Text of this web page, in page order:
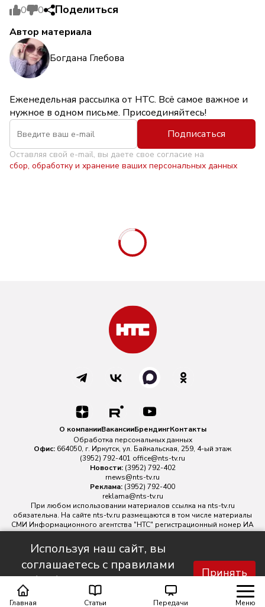
Главная Статьи Передачи Меню
0 0 Поделиться
Автор материала
Богдана Глебова
Еженедельная рассылка от НТС. Всё самое важное и
нужное в одном письме. Присоединяйтесь!
Подписаться
Оставляя свой e-mail, вы даете свое согласие на
сбор, обработку и хранение ваших персональных данных
Используя наш сайт, вы
соглашаетесь с правилами
обработки персональных
данных.
Принять
О компанииВакансииБрендингКонтакты
Обработка персональных данных
Офис: 664050, г. Иркутск, ул. Байкальская, 259, 4-ый этаж
(3952) 792-401 office@nts-tv.ru
Новости: (3952) 792-402
rnews@nts-tv.ru
Реклама: (3952) 792-400
reklama@nts-tv.ru
При любом использовании материалов ссылка на nts-tv.ru
обязательна. На сайте nts-tv.ru размещаются в том числе материалы
СМИ Информационного агентства "НТС" регистрационный номер ИА
№ ФС 77 - 88763 зарегистрировано Федеральной службой по
надзору в сфере связи, информационных технологий и массовых
коммуникаций.
Главный редактор ИА "НТС" Иштулкин Евгений Александрович16+